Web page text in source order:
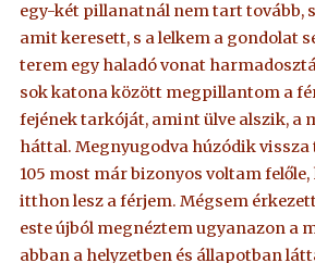
egy-két pillanatnál nem tart tovább,
amit keresett, s a lelkem a gondolat
terem egy haladó vonat
sok katona között megpillantom a
fejének tarkóját, amint ülve alszik, a
háttal. Megnyugodva húzódik vissza
105 most már bizonyos voltam
itthon lesz a férjem. Mégsem
este újból megnéztem ugyanazon a
abban a helyzetben és állapotban